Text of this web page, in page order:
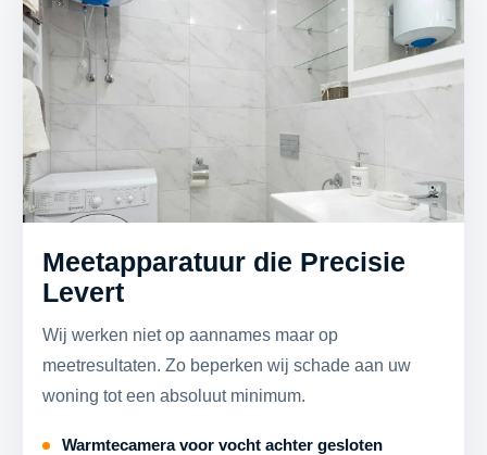
Meetapparatuur die Precisie
Levert
Wij werken niet op aannames maar op
meetresultaten. Zo beperken wij schade aan uw
woning tot een absoluut minimum.
Warmtecamera voor vocht achter gesloten